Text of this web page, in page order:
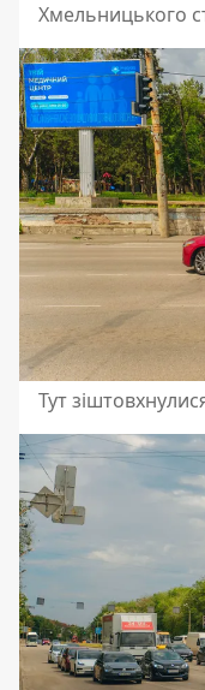
Хмельницького
Тут